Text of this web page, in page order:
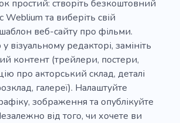
простий: створіть безкоштовний
Weblium та виберіть свій
веб-сайту про фільми.
візуальному редакторі, замініть
контент (трейлери, постери,
про акторський склад, деталі
галереї). Налаштуйте
зображення та опублікуйте
від того, чи хочете ви